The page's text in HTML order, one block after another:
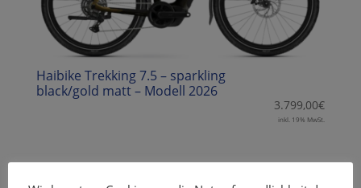
Haibike Trekking 7.5 – sparkling
black/gold matt – Modell 2026
3.799,00€
inkl. 19% MwSt.